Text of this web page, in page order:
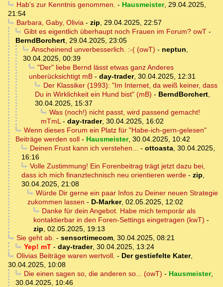
Hab's zur Kenntnis genommen. - Hausmeister, 29.04.2025,
21:54
Barbara, Gaby, Olivia- zip, 29.04.2025, 22:57
Gibt es eigentlich überhaupt noch Frauen im Forum? owT-
BerndBorchert, 29.04.2025, 23:05
Anscheinend unverbesserlich. :-( (owT) - neptun,
30.04.2025, 00:39
"Der" liebe Bernd lässt etwas ganz Anderes
unberücksichtigt mB - day-trader, 30.04.2025, 12:31
Der Klassiker (1993): "Im Internet, da weiß keiner, dass
Du in Wirklichkeit ein Hund bist" (mB) - BerndBorchert,
30.04.2025, 15:37
Was (noch!) nicht passt, wird passend gemacht!
mTmL- day-trader, 30.04.2025, 16:02
Wenn dieses Forum ein Platz für "Habe-ich-gern-gelesen"
Beiträge werden soll - Hausmeister, 30.04.2025, 10:42
Deinen Frust kann ich verstehen... - ottoasta, 30.04.2025,
16:16
Volle Zustimmung! Ein Forenbeitrag trägt jetzt dazu bei,
dass ich mich finanztechnisch neu orientieren werde - zip,
30.04.2025, 21:08
Würde Dir gerne ein paar Infos zu Deiner neuen Strategie
zukommen lassen - D-Marker, 02.05.2025, 12:02
Danke für dein Angebot. Habe mich temporär als
kontaktierbar in den Foren-Settings eingetragen (kwT) -
zip, 02.05.2025, 19:13
Sie geht ab. - sensortimecom, 30.04.2025, 08:21
Yep! mT- day-trader, 30.04.2025, 13:24
Olivias Beiträge waren wertvoll. - Der gestiefelte Kater,
30.04.2025, 10:08
Die einen sagen so, die anderen so... (owT) - Hausmeister,
30.04.2025, 10:46